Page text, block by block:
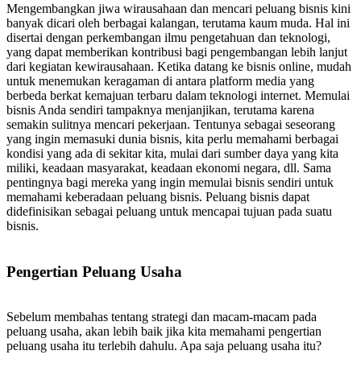
Mengembangkan jiwa wirausahaan dan mencari peluang bisnis kini
banyak dicari oleh berbagai kalangan, terutama kaum muda. Hal ini
disertai dengan perkembangan ilmu pengetahuan dan teknologi,
yang dapat memberikan kontribusi bagi pengembangan lebih lanjut
dari kegiatan kewirausahaan. Ketika datang ke bisnis online, mudah
untuk menemukan keragaman di antara platform media yang
berbeda berkat kemajuan terbaru dalam teknologi internet. Memulai
bisnis Anda sendiri tampaknya menjanjikan, terutama karena
semakin sulitnya mencari pekerjaan. Tentunya sebagai seseorang
yang ingin memasuki dunia bisnis, kita perlu memahami berbagai
kondisi yang ada di sekitar kita, mulai dari sumber daya yang kita
miliki, keadaan masyarakat, keadaan ekonomi negara, dll. Sama
pentingnya bagi mereka yang ingin memulai bisnis sendiri untuk
memahami keberadaan peluang bisnis. Peluang bisnis dapat
didefinisikan sebagai peluang untuk mencapai tujuan pada suatu
bisnis.
Pengertian Peluang Usaha
Sebelum membahas tentang strategi dan macam-macam pada
peluang usaha, akan lebih baik jika kita memahami pengertian
peluang usaha itu terlebih dahulu. Apa saja peluang usaha itu?